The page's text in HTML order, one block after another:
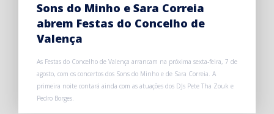
Sons do Minho e Sara Correia
abrem Festas do Concelho de
Valença
As Festas do Concelho de Valença arrancam na próxima sexta-feira, 7 de
agosto, com os concertos dos Sons do Minho e de Sara Correia. A
primeira noite contará ainda com as atuações dos DJs Pete Tha Zouk e
Pedro Borges.